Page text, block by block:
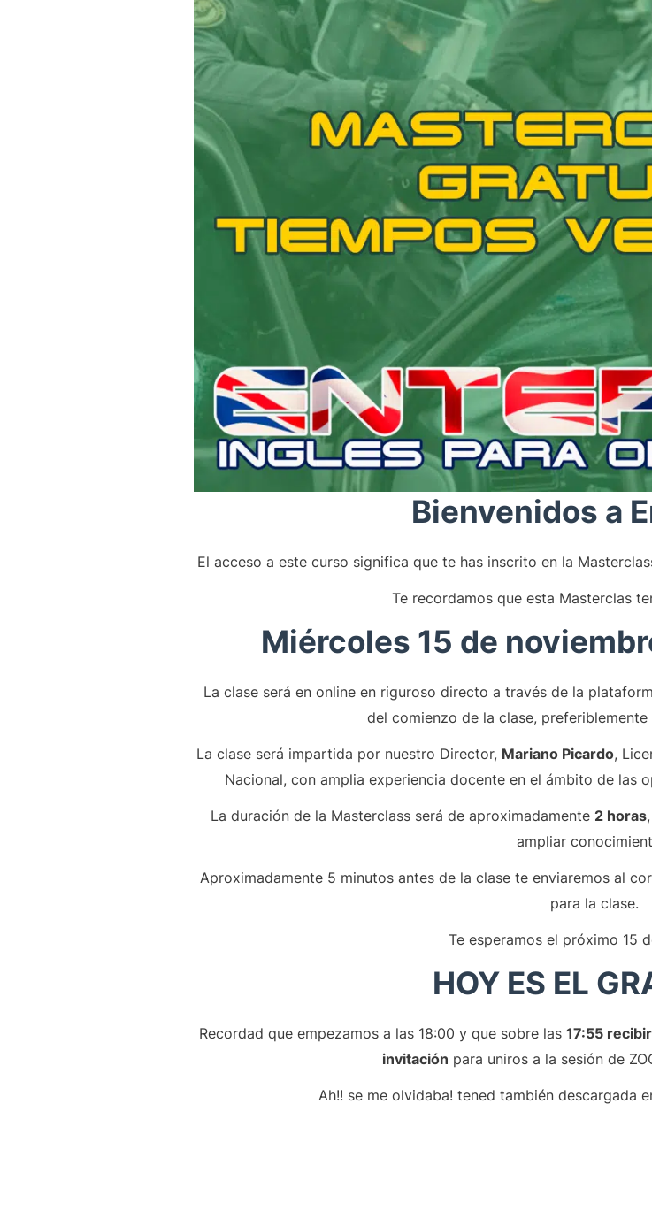
Bienvenidos a
El acceso a este curso significa que te has inscrito en la
Te recordamos que esta Masterclas
Miércoles 15 de
La clase será en online en riguroso directo a través de la
del comienzo de la clase,
La clase será impartida por nuestro Director, Mariano Picardo,
Nacional, con amplia experiencia docente en el ámbito de las
La duración de la Masterclass será de aproximadamente 2 horas
ampliar
Aproximadamente 5 minutos antes de la clase te enviaremos al
para la clase.
Te esperamos el próximo 15
HOY ES EL
Recordad que empezamos a las 18:00 y que sobre las 17:55
invitación para uniros a la sesión de
Ah!! se me olvidaba! tened también descargada